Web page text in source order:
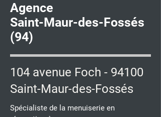
Agence
Saint-Maur-des-Fossés
(94)
104 avenue Foch - 94100
Saint-Maur-des-Fossés
Spécialiste de la menuiserie en